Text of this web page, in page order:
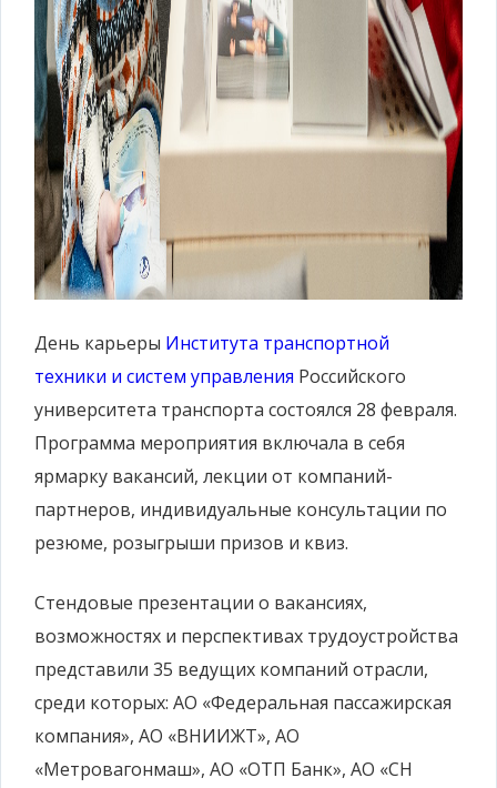
День карьеры Института транспортной
техники и систем управления Российского
университета транспорта состоялся 28 февраля.
Программа мероприятия включала в себя
ярмарку вакансий, лекции от компаний-
партнеров, индивидуальные консультации по
резюме, розыгрыши призов и квиз.
Стендовые презентации о вакансиях,
возможностях и перспективах трудоустройства
представили 35 ведущих компаний отрасли,
среди которых: АО «Федеральная пассажирская
компания», АО «ВНИИЖТ», АО
«Метровагонмаш», АО «ОТП Банк», АО «СН